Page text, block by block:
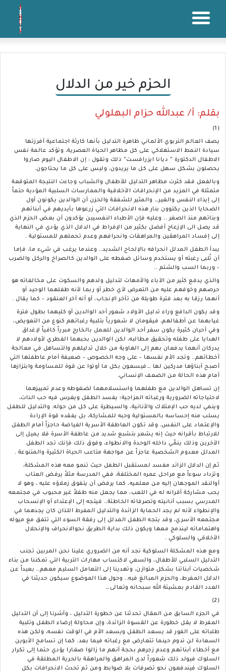
الحزم خير من الدلال
بقلم: أ/ عبدالله حزام البهلولي
(1)
يصف العالم التربوي الألماني ظاهرة التدليل بأنها كارثة اجتماعية أفرزتها
سيادة النمط الاستهلاكي على كل مظاهر الحياة العصرية، وتؤكد عالمة نفس
الاطفال الدكتورة ” ديانا ايزرافست” ذلك وتقول : إن الاطفال اليوم صاروا
يحصلون بشكل سهل على كل ما يريدون، وليس على كل ما يحتاجون.
وبالفعل فقد كثرت مظاهر التدليل للأطفال والشباب وجاءت النتيجة المتوقعة
متمثلة في المزيد من الإنحرافات الأخلاقية والممارسات السلبية المؤدية حتماً
إلى إيذاء النفس والغير… والمثير للشفقة والحزن أن الوالدين يكونون أول
الضحايا الذين يكتوون بنار هذه الانحرافات التي زرعوها بأيديهم في أبنائهم
وبناتهم منذ الصغر .. وعليه فإن الأطباء النفسيين يؤكدون أن بعض الحزم الذي
قد يصل الى الإزعاج أفضل بكثير من الإفراط في الدلال الذي يؤدي في النهاية
إلى إفساد المراهقين والمراهقات وانحرافهم وعدم تحملهم للمسئولية .
يبدأ الطفل المدلل انحرافه بالإلحاح الشديد.. وعندما يرغب في شيء ما، فإما
أن تُلبى رغبته أو يستخدم وسائل ضغطه على الوالدين كالصراخ والركل والضرب
– وربما السب والشتم ..
والذي يدفع كثير من الآباء والأمهات لتدليل ولدهم والسكوت على مخالفاته هو
حرصهم وخوفهم عليه من التعرض لأي خطر أو ربما لأنه طفلهما الوحيد أو
أنهما رزقا به بعد فترة طويلة من تأخر الإنجاب، أو أنه آخر العنقود – كما يقال .
وقد يكون الدافع وراء تدليل الأولاد شعور أحد الوالدين أو كليهما بطول فترة
غيابهما عن أطفالهم، فيقومان لا شعورياً بتلبية رغباتهم كنوع من التعويض،
وفي أحيان كثيرة يكون سفر أحد الوالدين للعمل بالخارج مبرراً كافياً لإغداق
الهدايا على طفله وتحقيق مطالبه، لكن الوالدين بحبهما الفطري لأولادهم لا
يدركان أنهما يدفعان بهم إلى الهاوية من خلال تدليلهم والتساهل في معالجة
أخطائهم.. وتجد الأم نفسها – على وجه الخصوص – ضعيفة أمام عاطفتها التي
أصبح أبناؤها مدركين لها …فيسعون بكل ما أوتوا عن قوة للمساومة وابتزازها
أمام هذه الحالة من الضعف الإنساني.
إن تساهل الوالدين مع طفلهما واستسلامهما لضغوطه وعدم تمييزهما
لاحتياجاته الضرورية ورغباته المزاجية؛ يفسد الطفل ويغرس فيه حب الذات،
وينمي لديه حب الإمتلاك والأنانية، والسيطرة على كل من حوله. والتدليل للطفل
يسلب منه إحساسه بالمسئولية وحبه للمشاركة، بل يفقده قوة الإرادة
والإعتماد على النفس. وقد تكون العاطفة الأسرية الفياضة حاجزاً أمام الطفل
للارتباط بأقرانه حيث إنه يشعر بتشبع شديد من عاطفة الأسرة فلا يميل إلى
الآخرين وذلك ينمِّي داخله الوحدة والانطواء، وفوق ذلك فإنك تجد الطفل
المدلل معدوم الشخصية عاجزاً عن مواجهة متاعب الحياة الكثيرة والمتنوعة .
ثم إن الدلال الزائد مفسد لمستقبل الطفل حيث تنمو معه هذه المشكلة،
وتزداد سوءاً مع مراحل عمره المختلفة، ففي المدرسة مثلاً يرفض العتاب
أوالنقد الموجهان إليه من معلميه، كما يرفض أن يتفوق زملاؤه عليه ، وهو لا
يحب مشاركة أقرانه له في اللعب، مما يجعل منه طفلاً غير محبوب في مجتمعه
المدرسي بسبب أنانيته وتصرفاته الخاطئة.. فيتجه إلى الإعتداء أو الإنسحاب
والإنطواء لأنه لم يجد الحماية الزائدة والتدليل المفرط اللذان كان يجدهما في
مجتمعه الأسري، وقد يتجه الطفل المدلل إلى رفقة السوء التي تتفق مع ميوله
واهتماماته ليندمج معها ويكون ذلك بداية الطريق نحوالانحراف والإنحلال
الأخلاقي والسلوكي .
ومع هذه المشكلة السلوكية نجد أنه من الضروري علينا نحن المربين تجنب
التدليل السلبي للأطفال، والسعي لاكتساب مهارات التربية التي تمكننا من بناء
شخصيات أبنائنا بشكل متوازن، وتهدينا إلى التعامل السليم معهم.. بعيداً عن
الدلال المفرط، والحزم المبالغ فيه.. وحول هذا الموضوع سيكون حديثنا في
العدد القادم بمشيئة الله سبحانه وتعالى…
(2)
في الجزء السابق من المقال تحدثنا عن خطورة التدليل ، وأشرنا إلى أن التدليل
المفرط لا يقل خطورة عن القسوة الزائدة، وإن محاولة إرضاء الطفل وتلبية
طلباته على الفور قد يسعد الطفل ويسعد الأم في الوقت نفسه، ولكن هذه
السعادة لن تدوم حينما تتعارض مع رغباته فيما بعد. كما إن تسامح الأبوين
مع أخطاء أبنائهم وعدم زجرهم بحجة أنهم ما زالوا صغارا يؤدي حتما إلى تكرار
السلوك فيولد ذلك شعوراً لدى المراهق والمراهقة بالحرية المطلقة في
السلوك فيندفعون نحو تصرفات بلا ضوابط ومن ثم تحدث الانحرافات بكل